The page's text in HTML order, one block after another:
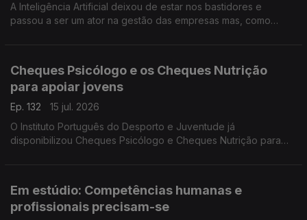
A Inteligência Artificial deixou de estar nos bastidores e
passou a ser um ator na gestão das empresas mas, como
Cheques Psicólogo e os Cheques Nutrição
para apoiar jovens
Ep. 132
15 jul. 2026
O Instituto Português do Desporto e Juventude já
disponibilizou Cheques Psicólogo e Cheques Nutrição para
Em estúdio: Competências humanas e
profissionais precisam-se